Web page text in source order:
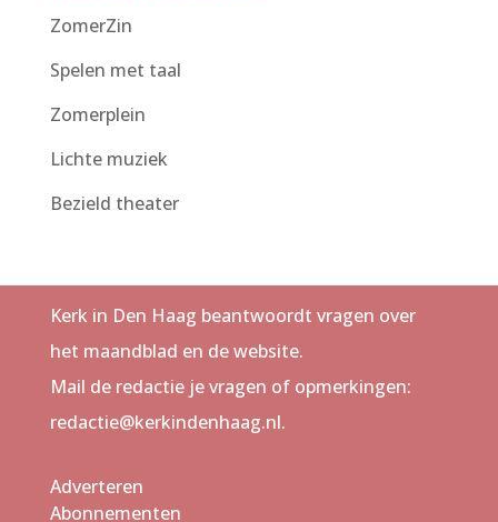
ZomerZin
Spelen met taal
Zomerplein
Lichte muziek
Bezield theater
Kerk in Den Haag beantwoordt vragen over
het maandblad en de website.
Mail de redactie je vragen of opmerkingen:
redactie@kerkindenhaag.nl.
Adverteren
Abonnementen